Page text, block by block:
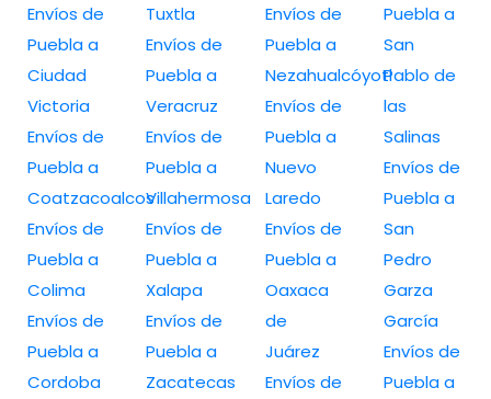
Envíos de
Puebla a
Ciudad
Victoria
Envíos de
Puebla a
Coatzacoalcos
Envíos de
Puebla a
Colima
Envíos de
Puebla a
Cordoba
Tuxtla
Envíos de
Puebla a
Veracruz
Envíos de
Puebla a
Villahermosa
Envíos de
Puebla a
Xalapa
Envíos de
Puebla a
Zacatecas
Envíos de
Puebla a
Nezahualcóyotl
Envíos de
Puebla a
Nuevo
Laredo
Envíos de
Puebla a
Oaxaca
de
Juárez
Envíos de
Puebla a
San
Pablo de
las
Salinas
Envíos de
Puebla a
San
Pedro
Garza
García
Envíos de
Puebla a